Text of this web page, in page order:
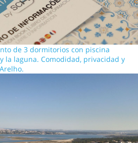
de 3 dormitorios con piscina
la laguna. Comodidad, privacidad y